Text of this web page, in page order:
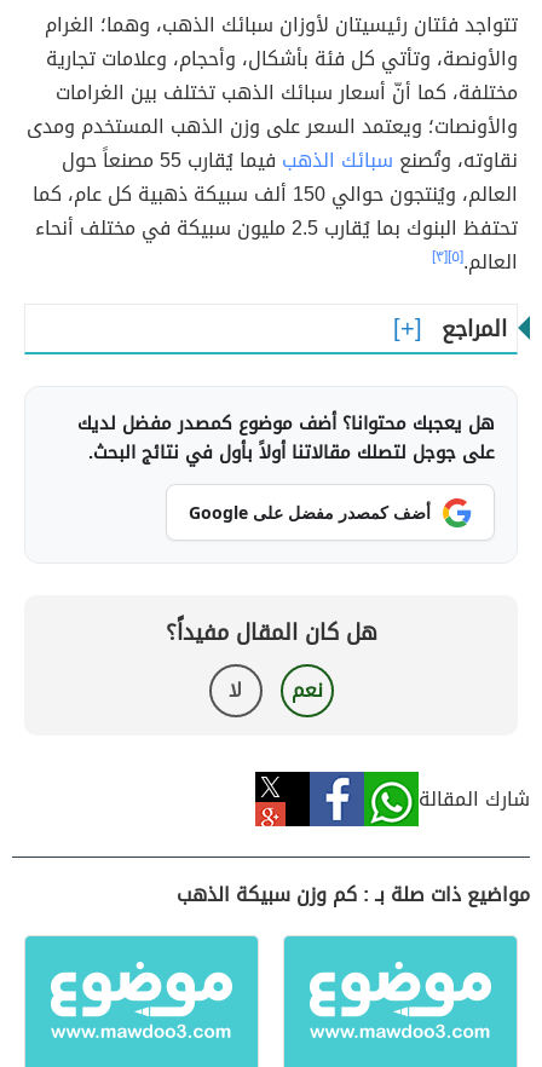
تتواجد فئتان رئيسيتان لأوزان سبائك الذهب، وهما؛ الغرام
والأونصة، وتأتي كل فئة بأشكال، وأحجام، وعلامات تجارية
مختلفة، كما أنّ أسعار سبائك الذهب تختلف بين الغرامات
والأونصات؛ ويعتمد السعر على وزن الذهب المستخدم ومدى
نقاوته، وتُصنع سبائك الذهب
فيما يُقارب 55 مصنعاً حول
العالم، ويُنتجون حوالي 150 ألف سبيكة ذهبية كل عام، كما
تحتفظ البنوك بما يُقارب 2.5 مليون سبيكة في مختلف أنحاء
العالم.[٥] [٣]
المراجع
هل يعجبك محتوانا؟ أضف موضوع كمصدر مفضل لديك
على جوجل لتصلك مقالاتنا أولاً بأول في نتائج البحث.
أضف كمصدر مفضل على Google
هل كان المقال مفيداً؟
نعم لا
شارك المقالة
مواضيع ذات صلة بـ : كم وزن سبيكة الذهب